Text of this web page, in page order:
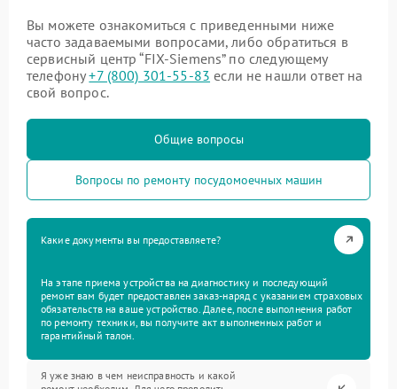
Вы можете ознакомиться с приведенными ниже
часто задаваемыми вопросами, либо обратиться в
сервисный центр “FIX-Siemens” по следующему
телефону+7 (800) 301-55-83 если не нашли ответ на
свой вопрос.
Общие вопросы
Вопросы по ремонту посудомоечных машин
Какие документы вы предоставляете?
На этапе приема устройства на диагностику и последующий
ремонт вам будет предоставлен заказ-наряд с указанием страховых
обязательств на ваше устройство. Далее, после выполнения работ
по ремонту техники, вы получите акт выполненных работ и
гарантийный талон.
Я уже знаю в чем неисправность и какой